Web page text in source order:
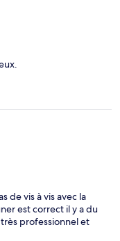
de vis à vis avec la
est correct il y a du
professionnel et